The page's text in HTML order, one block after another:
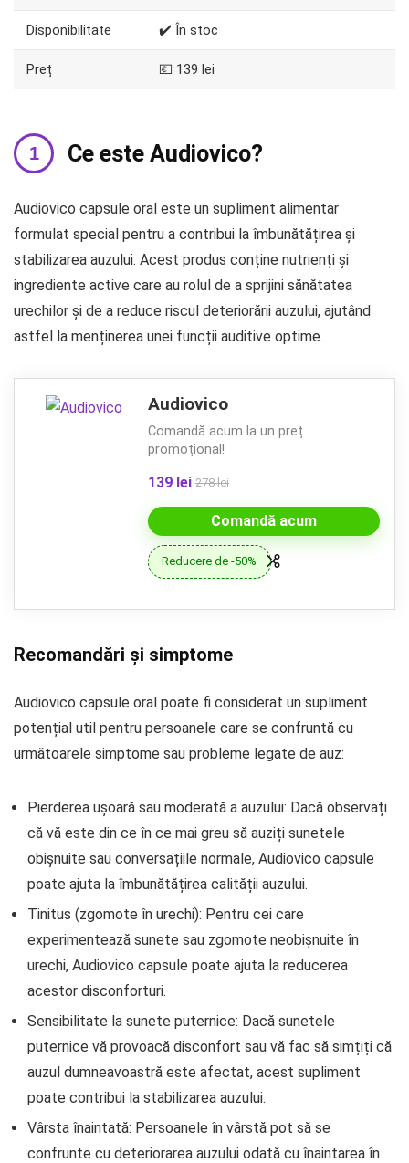
Disponibilitate ✔️ În stoc
Preț 💶 139 lei
Ce este Audiovico?
Audiovico capsule oral este un supliment alimentar
formulat special pentru a contribui la îmbunătățirea și
stabilizarea auzului. Acest produs conține nutrienți și
ingrediente active care au rolul de a sprijini sănătatea
urechilor și de a reduce riscul deteriorării auzului, ajutând
astfel la menținerea unei funcții auditive optime.
Audiovico
Comandă acum la un preț
promoțional!
139 lei 278 lei
Comandă acum
Reducere de -50%
Recomandări și simptome
Audiovico capsule oral poate fi considerat un supliment
potențial util pentru persoanele care se confruntă cu
următoarele simptome sau probleme legate de auz:
Pierderea ușoară sau moderată a auzului: Dacă observați
că vă este din ce în ce mai greu să auziți sunetele
obișnuite sau conversațiile normale, Audiovico capsule
poate ajuta la îmbunătățirea calității auzului.
Tinitus (zgomote în urechi): Pentru cei care
experimentează sunete sau zgomote neobișnuite în
urechi, Audiovico capsule poate ajuta la reducerea
acestor disconforturi.
Sensibilitate la sunete puternice: Dacă sunetele
puternice vă provoacă disconfort sau vă fac să simțiți că
auzul dumneavoastră este afectat, acest supliment
poate contribui la stabilizarea auzului.
Vârsta înaintată: Persoanele în vârstă pot să se
confrunte cu deteriorarea auzului odată cu înaintarea în